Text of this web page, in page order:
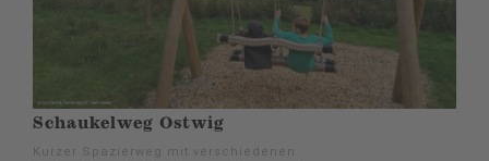
Schaukelweg Ostwig
Kurzer Spazierweg mit verschiedenen